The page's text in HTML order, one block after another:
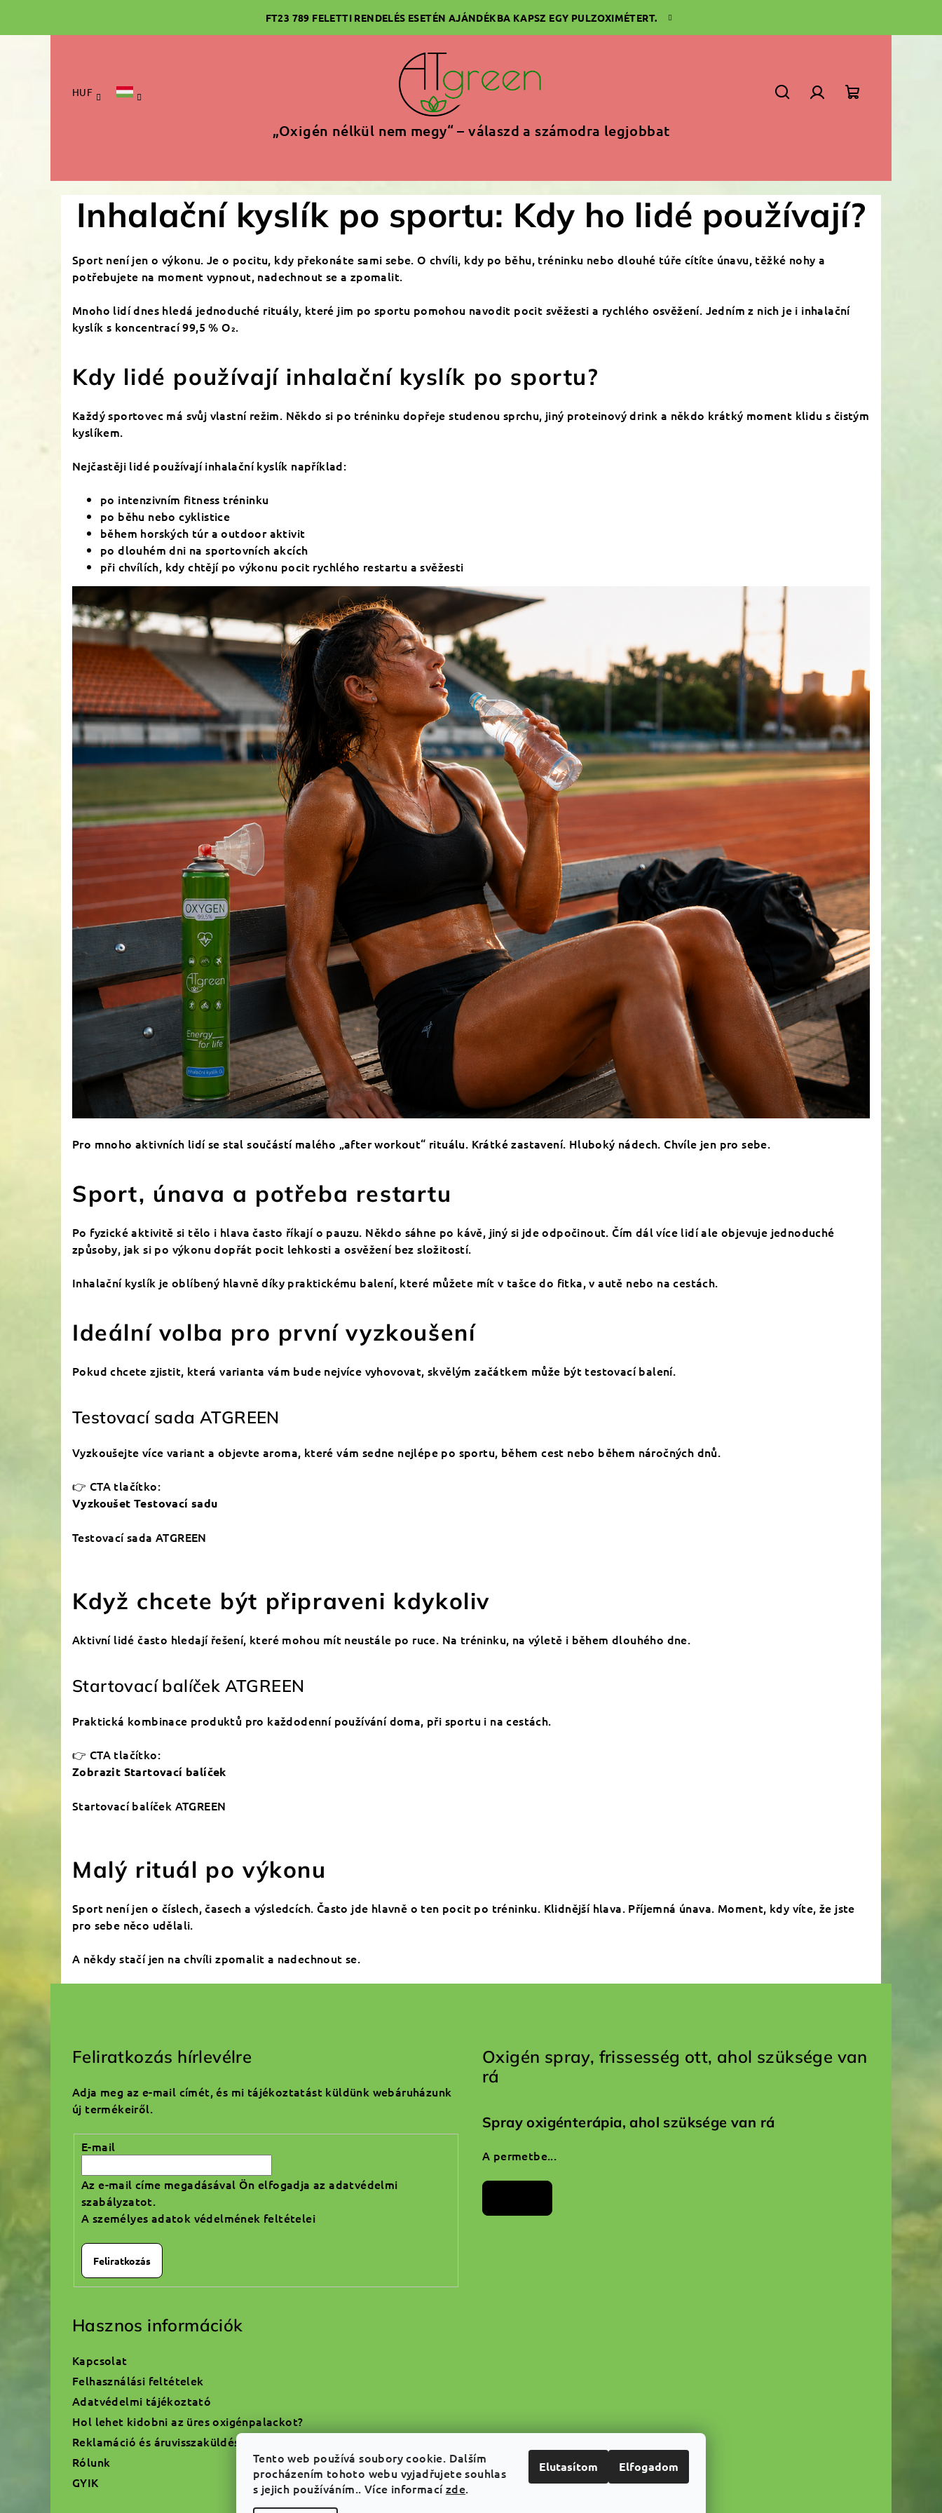
Tento web používá soubory cookie. Dalším
procházením tohoto webu vyjadřujete souhlas
s jejich používáním.. Více informacízde.
Elutasítom Elfogadom
FT23 789 FELETTI RENDELÉS ESETÉN AJÁNDÉKBA KAPSZ EGY PULZOXIMÉTERT.
HUF
„Oxigén nélkül nem megy“ – válaszd a számodra legjobbat
Inhalační kyslík po sportu: Kdy ho lidé používají?
Sport není jen o výkonu. Je o pocitu, kdy překonáte sami sebe. O chvíli, kdy po běhu, tréninku nebo dlouhé túře cítíte únavu, těžké nohy a
potřebujete na moment vypnout, nadechnout se a zpomalit.
Mnoho lidí dnes hledá jednoduché rituály, které jim po sportu pomohou navodit pocit svěžesti a rychlého osvěžení. Jedním z nich je i inhalační
kyslík s koncentrací 99,5 % O₂.
Kdy lidé používají inhalační kyslík po sportu?
Každý sportovec má svůj vlastní režim. Někdo si po tréninku dopřeje studenou sprchu, jiný proteinový drink a někdo krátký moment klidu s čistým
kyslíkem.
Nejčastěji lidé používají inhalační kyslík například:
po intenzivním fitness tréninku
po běhu nebo cyklistice
během horských túr a outdoor aktivit
po dlouhém dni na sportovních akcích
při chvílích, kdy chtějí po výkonu pocit rychlého restartu a svěžesti
Pro mnoho aktivních lidí se stal součástí malého „after workout“ rituálu. Krátké zastavení. Hluboký nádech. Chvíle jen pro sebe.
Sport, únava a potřeba restartu
Po fyzické aktivitě si tělo i hlava často říkají o pauzu. Někdo sáhne po kávě, jiný si jde odpočinout. Čím dál více lidí ale objevuje jednoduché
způsoby, jak si po výkonu dopřát pocit lehkosti a osvěžení bez složitostí.
Inhalační kyslík je oblíbený hlavně díky praktickému balení, které můžete mít v tašce do fitka, v autě nebo na cestách.
Ideální volba pro první vyzkoušení
Pokud chcete zjistit, která varianta vám bude nejvíce vyhovovat, skvělým začátkem může být testovací balení.
Testovací sada ATGREEN
Vyzkoušejte více variant a objevte aroma, které vám sedne nejlépe po sportu, během cest nebo během náročných dnů.
👉 CTA tlačítko:
Vyzkoušet Testovací sadu
Testovací sada ATGREEN
Když chcete být připraveni kdykoliv
Aktivní lidé často hledají řešení, které mohou mít neustále po ruce. Na tréninku, na výletě i během dlouhého dne.
Startovací balíček ATGREEN
Praktická kombinace produktů pro každodenní používání doma, při sportu i na cestách.
👉 CTA tlačítko:
Zobrazit Startovací balíček
Startovací balíček ATGREEN
Malý rituál po výkonu
Sport není jen o číslech, časech a výsledcích. Často jde hlavně o ten pocit po tréninku. Klidnější hlava. Příjemná únava. Moment, kdy víte, že jste
pro sebe něco udělali.
A někdy stačí jen na chvíli zpomalit a nadechnout se.
Feliratkozás hírlevélre
Adja meg az e-mail címét, és mi tájékoztatást küldünk webáruházunk
új termékeiről.
E-mail
Az e-mail címe megadásával Ön elfogadja az adatvédelmi
szabályzatot.
A személyes adatok védelmének feltételei
Feliratkozás
Oxigén spray, frissesség ott, ahol szüksége van
rá
Spray oxigénterápia, ahol szüksége van rá
A permetbe...
Hasznos információk
Kapcsolat
Felhasználási feltételek
Adatvédelmi tájékoztató
Hol lehet kidobni az üres oxigénpalackot?
Reklamáció és áruvisszaküldés
Rólunk
GYIK